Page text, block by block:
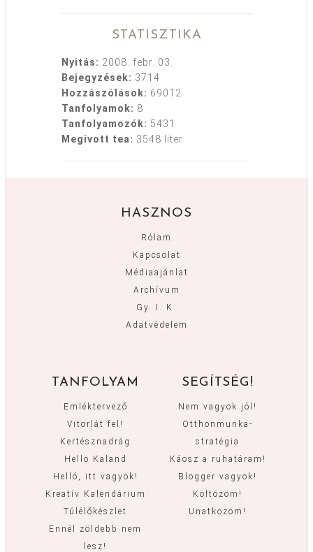
STATISZTIKA
Nyitás: 2008. febr. 03.
Bejegyzések: 3714
Hozzászólások: 69012
Tanfolyamok: 8
Tanfolyamozók: 5431
Megivott tea: 3548 liter
HASZNOS
Rólam
Kapcsolat
Médiaajánlat
Archívum
Gy. I. K.
Adatvédelem
TANFOLYAM
Emléktervező
Vitorlát fel!
Kertésznadrág
Hello Kaland
Helló, itt vagyok!
Kreatív Kalendárium
Túlélőkészlet
Ennél zöldebb nem
lesz!
SEGÍTSÉG!
Nem vagyok jól!
Otthonmunka-
stratégia
Káosz a ruhatáram!
Blogger vagyok!
Költözöm!
Unatkozom!